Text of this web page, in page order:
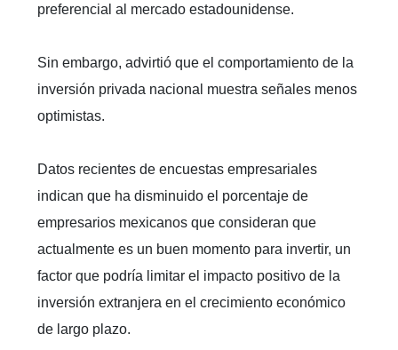
preferencial al mercado estadounidense.
Sin embargo, advirtió que el comportamiento de la
inversión privada nacional muestra señales menos
optimistas.
Datos recientes de encuestas empresariales
indican que ha disminuido el porcentaje de
empresarios mexicanos que consideran que
actualmente es un buen momento para invertir, un
factor que podría limitar el impacto positivo de la
inversión extranjera en el crecimiento económico
de largo plazo.